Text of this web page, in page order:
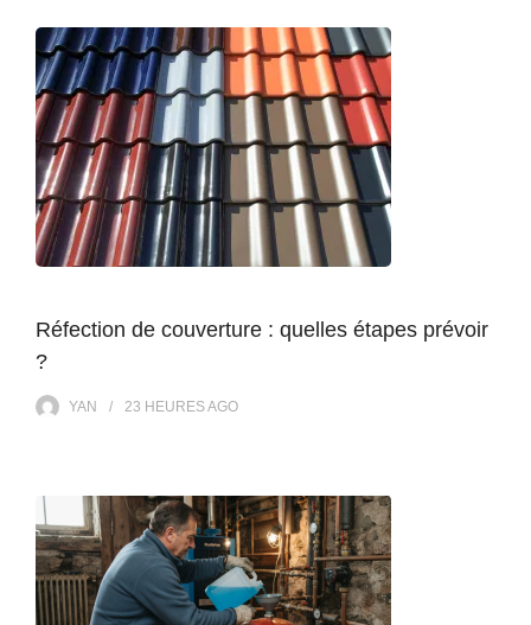
Réfection de couverture : quelles étapes prévoir
?
YAN 23 HEURESAGO